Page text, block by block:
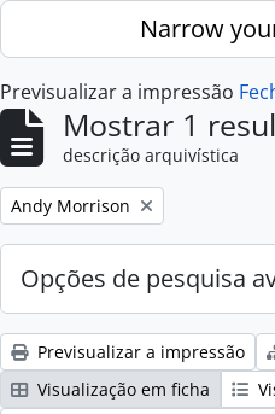
Skip to main contentNarrow
Previsualizar a impressão
Mostrar 1
descrição arquivística
Remove filter:
Andy Morrison
Opções de pesquisa
Previsualizar a impressão
Visualização em ficha